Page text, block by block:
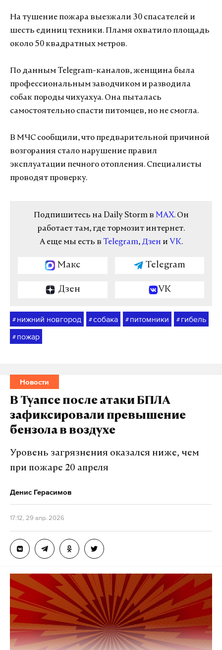
На тушение пожара выезжали 30 спасателей и
шесть единиц техники. Пламя охватило площадь
около 50 квадратных метров.
По данным Telegram-каналов, женщина была
профессиональным заводчиком и разводила
собак породы чихуахуа. Она пыталась
самостоятельно спасти питомцев, но не смогла.
В МЧС сообщили, что предварительной причиной
возгорания стало нарушение правил
эксплуатации печного отопления. Специалисты
проводят проверку.
Подпишитесь на Daily Storm в MAX. Он
работает там, где тормозит интернет.
А еще мы есть в Telegram, Дзен и VK.
Макс Telegram
Дзен VK
# нижний новгород #собака # питомники # гибель
# пожар
Новости
В Туапсе после атаки БПЛА
зафиксировали превышение
бензола в воздухе
Уровень загрязнения оказался ниже, чем
при пожаре 20 апреля
Денис Герасимов
17:12, 29 апр. 2026